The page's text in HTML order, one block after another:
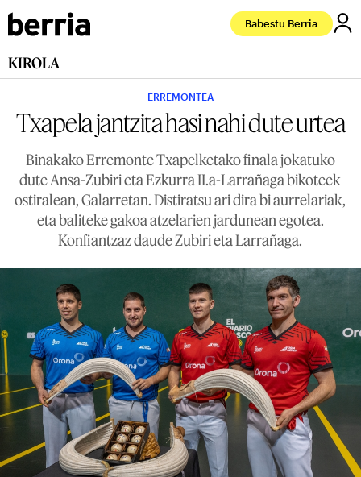
Babestu Berria
KIROLA
ERREMONTEA
Txapela jantzita hasi nahi dute urtea
Binakako Erremonte Txapelketako finala jokatuko
dute Ansa-Zubiri eta Ezkurra II.a-Larrañaga bikoteek
ostiralean, Galarretan. Distiratsu ari dira bi aurrelariak,
eta baliteke gakoa atzelarien jardunean egotea.
Konfiantzaz daude Zubiri eta Larrañaga.